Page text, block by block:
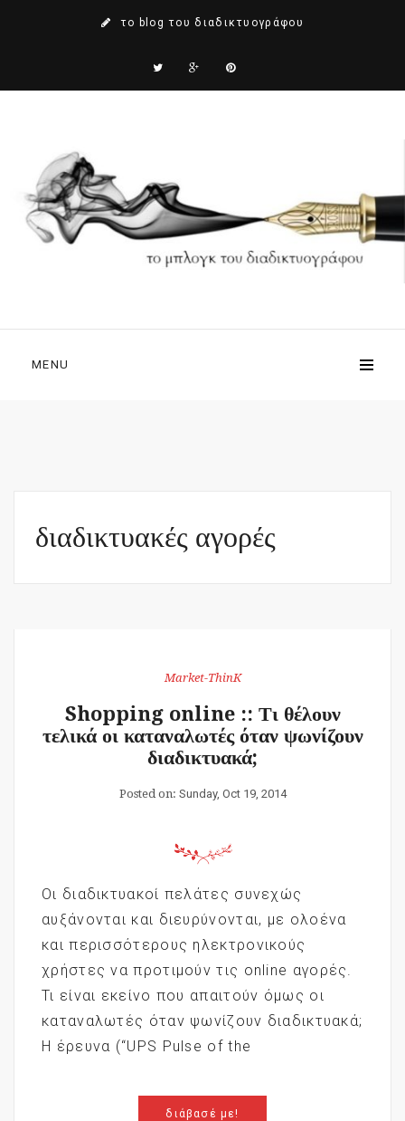
το blog του διαδικτυογράφου
MENU
διαδικτυακές αγορές
Market-ThinK
Shopping online :: Τι θέλουν
τελικά οι καταναλωτές όταν ψωνίζουν
διαδικτυακά;
Posted on: Sunday, Oct 19, 2014
Οι διαδικτυακοί πελάτες συνεχώς
αυξάνονται και διευρύνονται, με ολοένα
και περισσότερους ηλεκτρονικούς
χρήστες να προτιμούν τις online αγορές.
Τι είναι εκείνο που απαιτούν όμως οι
καταναλωτές όταν ψωνίζουν διαδικτυακά;
Η έρευνα (“UPS Pulse of the
διάβασέ με!